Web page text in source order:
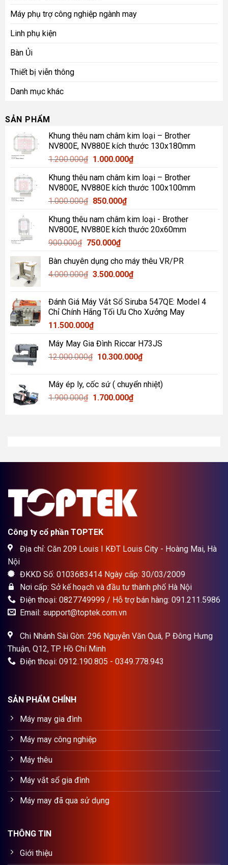
Máy phụ trợ công nghiệp ngành may
Linh phụ kiện
Bàn Ủi
Thiết bị viễn thông
Danh mục khác
SẢN PHẨM
Khung thêu nam châm kim loại – Brother
NV800E, NV880E kích thước 130x180mm
1.200.000₫ Giá
là:
1.200.000₫.
1.000.000₫Giá
tại
là:
Khung thêu nam châm kim loại – Brother
NV800E, NV880E kích thước 100x100mm
1.000.000₫ Giá
là:
1.000.000₫.
850.000₫Giá
tại
là:
Khung thêu nam châm kim loại - Brother
NV800E, NV880E kích thước 20x60mm
900.000₫ Giá
là:
900.000₫.
750.000₫Giá
tại
là:
Bàn chuyên dụng cho máy thêu VR/PR
4.000.000₫ Giá
4.000.000₫.
3.500.000₫Giá
là:
3.500.000₫.
Đánh Giá Máy Vắt Sổ Siruba 547QE: Model 4
Chỉ Chính Hãng Tối Ưu Cho Xưởng May
11.500.000₫
Máy May Gia Đình Riccar H73JS
12.000.000₫ Giá
12.000.000₫.
10.300.000₫Giá
là:
Máy ép ly, cốc sứ ( chuyển nhiệt)
1.900.000₫ Giá
1.700.000₫Giá
Công ty cổ phần TOPTEK
Địa chỉ: Căn 209 Louis I KĐT Louis City - Hoàng Mai, Hà
Nội
ĐKKD Số: 0103683414 Ngày cấp: 30/03/2009
Nơi cấp: Sở kế hoạch và đầu tư thành phố Hà Nội
Điện thoại: 0827749999 / Hỗ trợ bán hàng: 091.211.5986
Email: support@toptek.com.vn
Chi Nhánh Sài Gòn: 296 Nguyễn Văn Quá, P Đông Hưng
Thuận, Q12, TP. Hồ Chí Minh
Điện thoại: 0912.190.805 - 0349.778.943
SẢN PHẨM CHÍNH
Máy may gia đình
Máy may công nghiệp
Máy thêu
Máy vắt sổ gia đình
Máy may đã qua sử dụng
THÔNG TIN
Giới thiệu